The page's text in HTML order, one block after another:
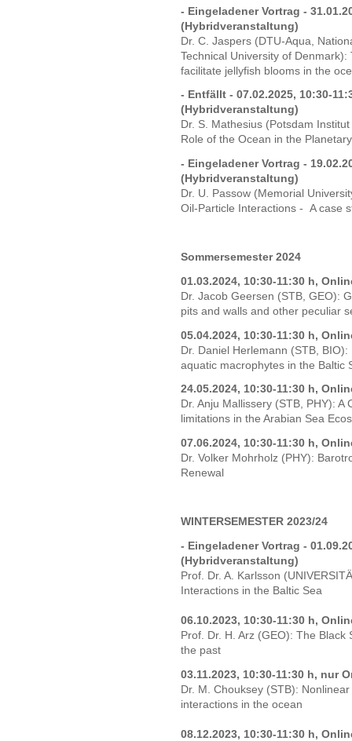
- Eingeladener Vortrag -
(Hybridveranstaltung)
Dr. C. Jaspers (DTU-Aqua,
Technical University of
facilitate jellyfish blooms in the
- Entfällt - 07.02.2025, 10:30-
(Hybridveranstaltung)
Dr. S. Mathesius (Potsdam
Role of the Ocean in the
- Eingeladener Vortrag -
(Hybridveranstaltung)
Dr. U. Passow (Memorial
Oil-Particle Interactions - A case
Sommersemester 2024
01.03.2024, 10:30-11:30 h,
Dr. Jacob Geersen (STB, GEO):
pits and walls and other peculiar
05.04.2024, 10:30-11:30 h,
Dr. Daniel Herlemann (STB,
aquatic macrophytes in the Baltic
24.05.2024, 10:30-11:30 h,
Dr. Anju Mallissery (STB, PHY):
limitations in the Arabian Sea
07.06.2024, 10:30-11:30 h,
Dr. Volker Mohrholz (PHY):
Renewal
WINTERSEMESTER 2023/24
- Eingeladener Vortrag -
(Hybridveranstaltung)
Prof. Dr. A. Karlsson
Interactions in the Baltic Sea
06.10.2023, 10:30-11:30 h,
Prof. Dr. H. Arz (GEO): The
the past
03.11.2023, 10:30-11:30 h, nur
Dr. M. Chouksey (STB):
interactions in the ocean
08.12.2023, 10:30-11:30 h,